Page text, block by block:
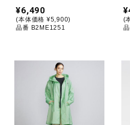
インナー
寝具／ミズノスリープ
¥6,490
(本体価格 ¥5,900)
品番 B2ME1251
(